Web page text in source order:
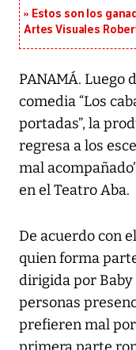
Estos son los
Artes Visuales
PANAMÁ. Luego
comedia “Los
portadas”, la
regresa a los
mal
en el Teatro Aba.
De acuerdo con
quien forma
dirigida por Baby
personas
prefieren mal